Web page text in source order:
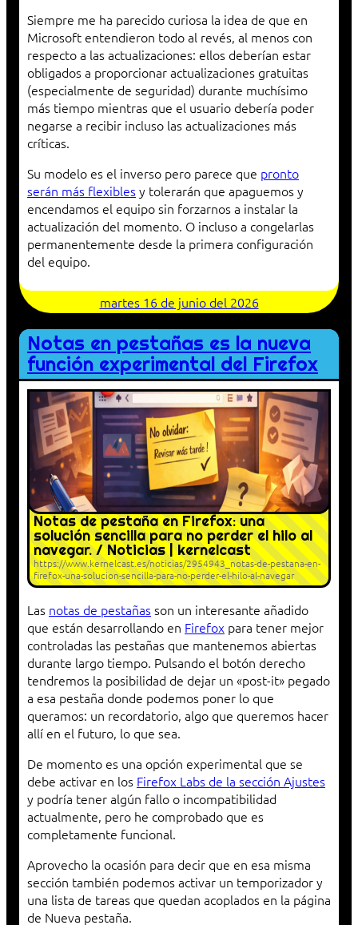
Siempre me ha parecido curiosa la idea de que en
Microsoft entendieron todo al revés, al menos con
respecto a las actualizaciones: ellos deberían estar
obligados a proporcionar actualizaciones gratuitas
(especialmente de seguridad) durante muchísimo
más tiempo mientras que el usuario debería poder
negarse a recibir incluso las actualizaciones más
críticas.
Su modelo es el inverso pero parece que pronto
serán más flexiblesy tolerarán que apaguemos y
encendamos el equipo sin forzarnos a instalar la
actualización del momento. O incluso a congelarlas
permanentemente desde la primera configuración
del equipo.
martes 16 de junio del 2026
Notas en pestañas es la nueva
función experimental del Firefox
Notas de pestaña en Firefox: una
solución sencilla para no perder el hilo al
navegar. / Noticias | kernelcast
https://www.kernelcast.es/noticias/2954943_notas-de-pestana-en-
firefox-una-solucion-sencilla-para-no-perder-el-hilo-al-navegar
Las notas de pestañasson un interesante añadido
que están desarrollando en Firefox para tener mejor
controladas las pestañas que mantenemos abiertas
durante largo tiempo. Pulsando el botón derecho
tendremos la posibilidad de dejar un «post-it» pegado
a esa pestaña donde podemos poner lo que
queramos: un recordatorio, algo que queremos hacer
allí en el futuro, lo que sea.
De momento es una opción experimental que se
debe activar en los Firefox Labs de la sección Ajustes
y podría tener algún fallo o incompatibilidad
actualmente, pero he comprobado que es
completamente funcional.
Aprovecho la ocasión para decir que en esa misma
sección también podemos activar un temporizador y
una lista de tareas que quedan acoplados en la página
de Nueva pestaña.